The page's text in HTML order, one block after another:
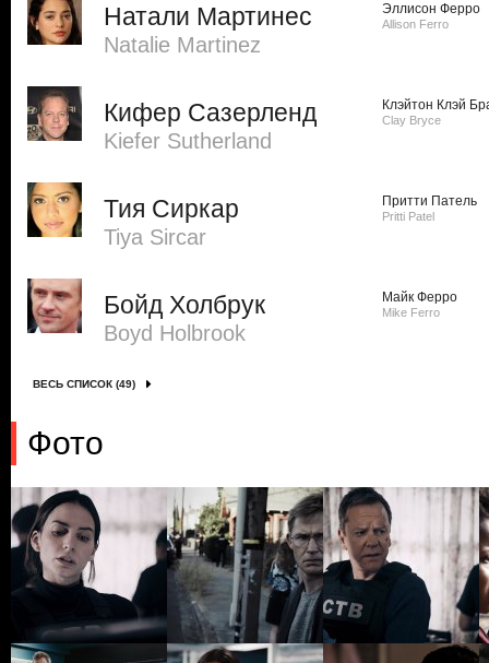
Натали Мартинес
Natalie Martinez
Эллисон Ферро
Allison Ferro
Кифер Сазерленд
Kiefer Sutherland
Клэйтон Клэй
Clay Bryce
Тия Сиркар
Tiya Sircar
Притти Патель
Pritti Patel
Бойд Холбрук
Boyd Holbrook
Майк Ферро
Mike Ferro
ВЕСЬ СПИСОК (49)
Фото